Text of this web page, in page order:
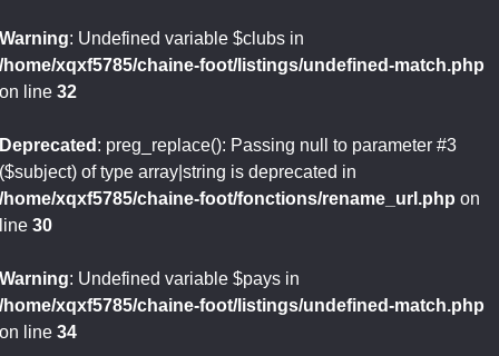
Warning: Undefined variable $clubs in
/home/xqxf5785/chaine-foot/listings/undefined-match.php
on line 32
Deprecated : preg_replace(): Passing null to parameter #3
($subject) of type array|string is deprecated in
/home/xqxf5785/chaine-foot/fonctions/rename_url.php on
line 30
Warning: Undefined variable $pays in
/home/xqxf5785/chaine-foot/listings/undefined-match.php
on line 34